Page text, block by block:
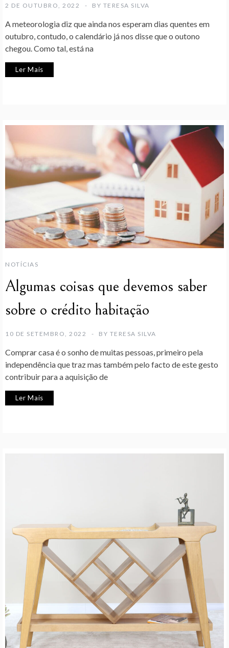
2 DE OUTUBRO, 2022 BY TERESA SILVA
A meteorologia diz que ainda nos esperam dias quentes em
outubro, contudo, o calendário já nos disse que o outono
chegou. Como tal, está na
Ler Mais
NOTÍCIAS
Algumas coisas que devemos saber
sobre o crédito habitação
10 DE SETEMBRO, 2022 BY TERESA SILVA
Comprar casa é o sonho de muitas pessoas, primeiro pela
independência que traz mas também pelo facto de este gesto
contribuir para a aquisição de
Ler Mais